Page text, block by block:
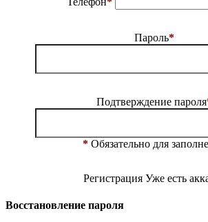
Пароль*
Подтверждение пароля
* Обязательно для
Регистрация Уже есть
Восстановление пароля